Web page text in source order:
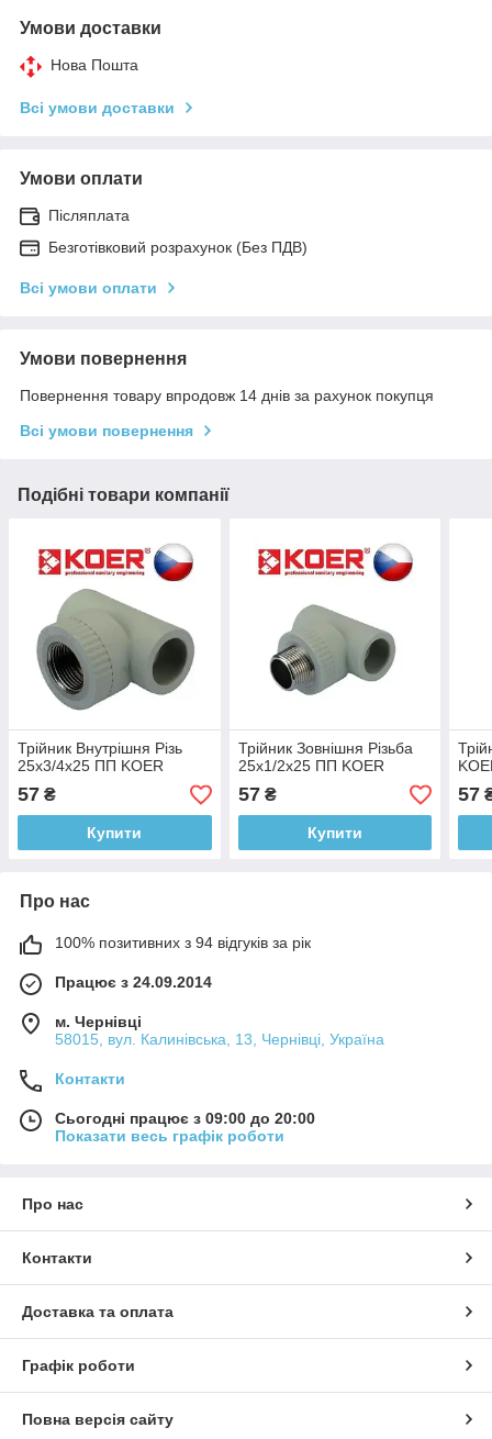
Умови доставки
Нова Пошта
Всі умови доставки
Умови оплати
Післяплата
Безготівковий розрахунок (Без ПДВ)
Всі умови оплати
Умови повернення
Повернення товару впродовж 14 днів за рахунок покупця
Всі умови повернення
Подібні товари компанії
Трійник Внутрішня Різь
25х3/4х25 ПП KOER
57 ₴
Купити
Трійник Зовнішня Різьба
25х1/2х25 ПП KOER
57₴
Купити
57
Про нас
100% позитивних з 94 відгуків за рік
Працює з 24.09.2014
м. Чернівці
58015, вул. Калинівська, 13, Чернівці, Україна
Контакти
Сьогодні працює з 09:00 до 20:00
Показати весь графік роботи
Про нас
Контакти
Доставка та оплата
Графік роботи
Повна версія сайту